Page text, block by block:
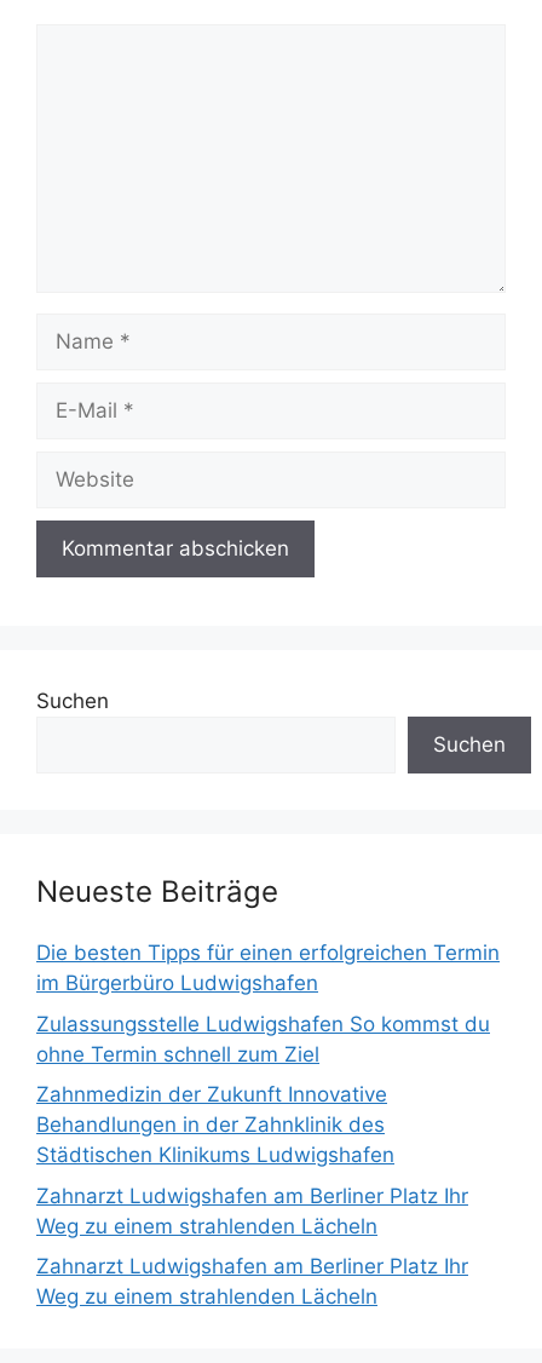
Name
Website
Suchen
Suchen
Neueste Beiträge
Die besten Tipps für einen erfolgreichen Termin
im Bürgerbüro Ludwigshafen
Zulassungsstelle Ludwigshafen So kommst du
ohne Termin schnell zum Ziel
Zahnmedizin der Zukunft Innovative
Behandlungen in der Zahnklinik des
Städtischen Klinikums Ludwigshafen
Zahnarzt Ludwigshafen am Berliner Platz Ihr
Weg zu einem strahlenden Lächeln
Zahnarzt Ludwigshafen am Berliner Platz Ihr
Weg zu einem strahlenden Lächeln